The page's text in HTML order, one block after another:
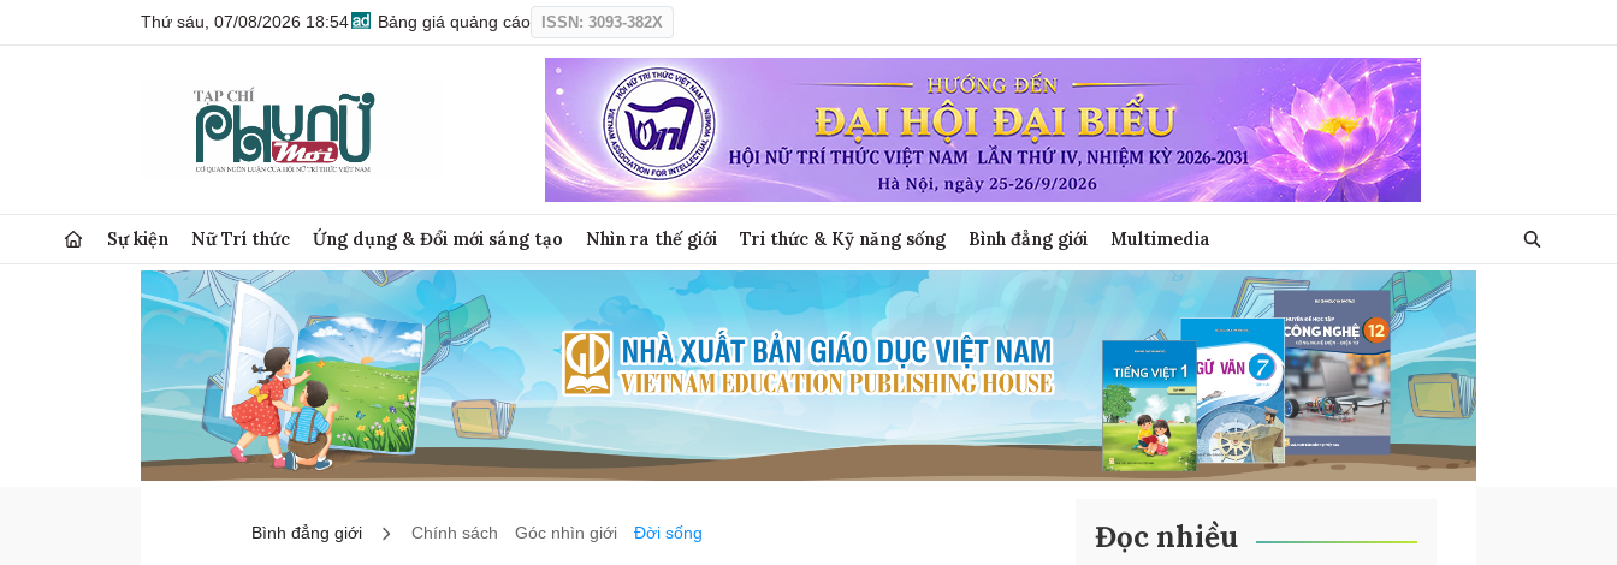
Thứ sáu, 07/08/2026 18:54 Bảng giá quảng cáo ISSN: 3093-382X
Sự kiện Nữ Trí thức Ứng dụng & Đổi mới sáng tạo Nhìn ra thế giới Tri thức & Kỹ năng sống Bình đẳng giới Multimedia
Bình đẳng giới Chính sách Góc nhìn giới Đời sống Đọc nhiều